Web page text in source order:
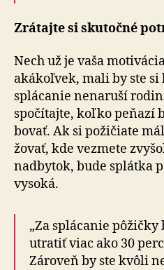
Zrátajte si skutočné
Nech už je vaša
akákoľvek, mali by ste si
splácanie nenaruší
spočítajte, koľko peňazí
bo­vať. Ak si požičiate
žo­vať, kde vezmete
nadbytok, bude splátka
vysoká.
„Za splácanie
utratiť viac ako 30
Zároveň by ste kvôli